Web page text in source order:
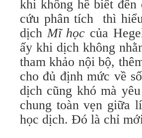
khi không hề biết đến
cứu phân tích thì
dịchMĩ học của
ấy khi dịch không
tham khảo nội bộ,
cho đủ định mức về
dịch cũng khó mà
chung toàn vẹn giữa
học dịch. Đó là chỉ